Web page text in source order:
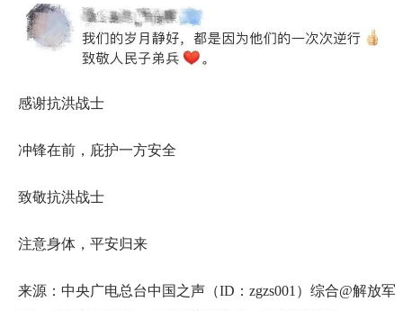
感谢抗洪战士
冲锋在前，庇护一方安全
致敬抗洪战士
注意身体，平安归来
来源：中央广电总台中国之声（ID：zgzs001）综合@解放军